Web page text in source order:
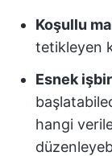
Koşullu
tetikleyen
Esnek
hangi